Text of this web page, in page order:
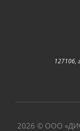
127106,
2026 © ООО «